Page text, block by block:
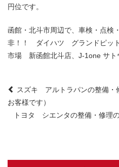
円位です。
函館・北斗市周辺で、車検・点検
非！！ ダイハツ グランドピッ
市場 新函館北斗店、J-1one サト
Post
navigation
スズキ アルトラパンの整備・
お客様です）
トヨタ シエンタの整備・修理